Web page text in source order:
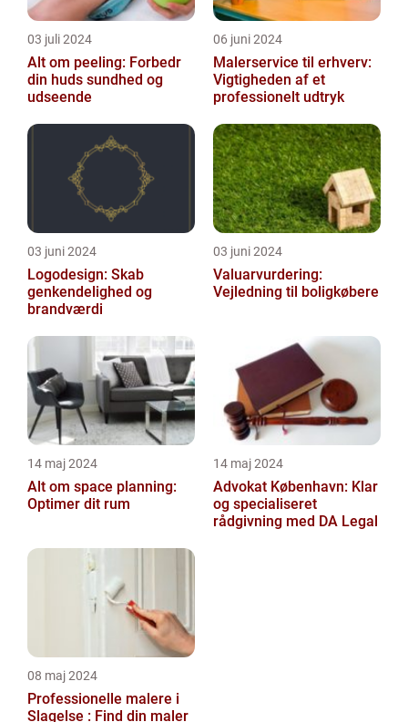
03 juli 2024
Alt om peeling: Forbedr
din huds sundhed og
udseende
06 juni 2024
Malerservice til erhverv:
Vigtigheden af et
professionelt udtryk
03 juni 2024
Logodesign: Skab
genkendelighed og
brandværdi
03 juni 2024
Valuarvurdering:
Vejledning til boligkøbere
14 maj 2024
Alt om space planning:
Optimer dit rum
14 maj 2024
Advokat København: Klar
og specialiseret
rådgivning med DA Legal
08 maj 2024
Professionelle malere i
Slagelse : Find din maler